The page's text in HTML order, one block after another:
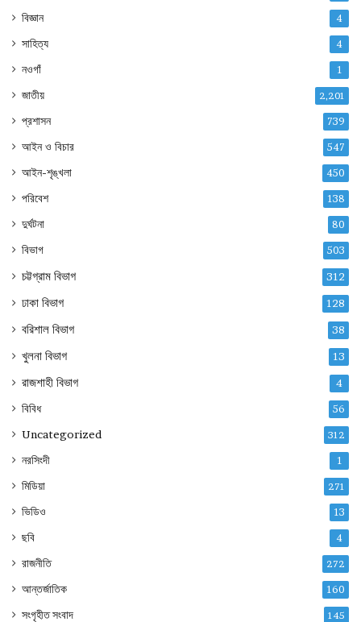
বিজ্ঞান 4
সাহিত্য 4
নওগাঁ 1
জাতীয় 2,201
প্রশাসন 739
আইন ও বিচার 547
আইন-শৃঙ্খলা 450
পরিবেশ 138
দুর্ঘটনা 80
বিভাগ 503
চট্টগ্রাম বিভাগ 312
ঢাকা বিভাগ 128
বরিশাল বিভাগ 38
খুলনা বিভাগ 13
রাজশাহী বিভাগ 4
বিবিধ 56
Uncategorized 312
নরসিংদী 1
মিডিয়া 271
ভিডিও 13
ছবি 4
রাজনীতি 272
আন্তর্জাতিক 160
সংগৃহীত সংবাদ 145